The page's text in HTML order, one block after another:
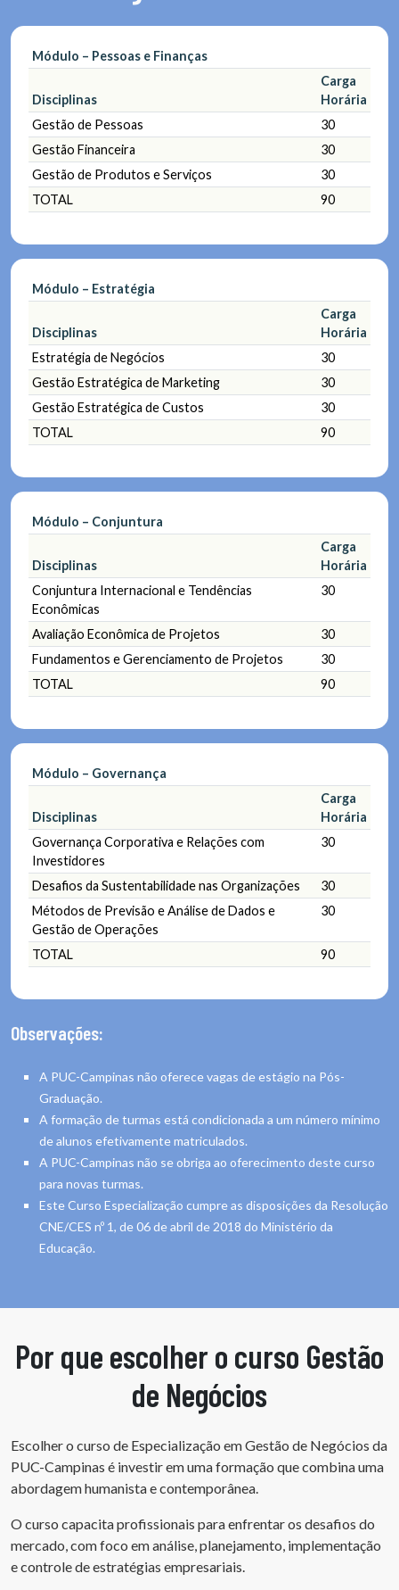
Módulo – Pessoas e Finanças
Disciplinas
Carga
Horária
Gestão de Pessoas
30
Gestão Financeira
30
Gestão de Produtos e Serviços
30
TOTAL
90
Módulo – Estratégia
Disciplinas
Carga
Horária
Estratégia de Negócios
30
Gestão Estratégica de Marketing
30
Gestão Estratégica de Custos
30
TOTAL
90
Módulo – Conjuntura
Disciplinas
Carga
Horária
Conjuntura Internacional e Tendências
Econômicas
30
Avaliação Econômica de Projetos
30
Fundamentos e Gerenciamento de Projetos
30
TOTAL
90
Módulo – Governança
Disciplinas
Carga
Horária
Governança Corporativa e Relações com
Investidores
30
Desafios da Sustentabilidade nas Organizações
30
Métodos de Previsão e Análise de Dados e
Gestão de Operações
30
TOTAL 90
Observações:
A PUC-Campinas não oferece vagas de estágio na Pós-
Graduação.
A formação de turmas está condicionada a um número mínimo
de alunos efetivamente matriculados.
A PUC-Campinas não se obriga ao oferecimento deste curso
para novas turmas.
Este Curso Especialização cumpre as disposições da Resolução
CNE/CES nº 1, de 06 de abril de 2018 do Ministério da
Educação.
Por que escolher o curso Gestão
de Negócios
Escolher o curso de Especialização em Gestão de Negócios da
PUC-Campinas é investir em uma formação que combina uma
abordagem humanista e contemporânea.
O curso capacita profissionais para enfrentar os desafios do
mercado, com foco em análise, planejamento, implementação
e controle de estratégias empresariais.